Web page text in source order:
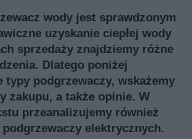
wody jest sprawdzonym
uzyskanie ciepłej wody
sprzedaży znajdziemy różne
Dlatego poniżej
typy podgrzewaczy, wskażemy
zakupu, a także opinie. W
przeanalizujemy również
elektrycznych.